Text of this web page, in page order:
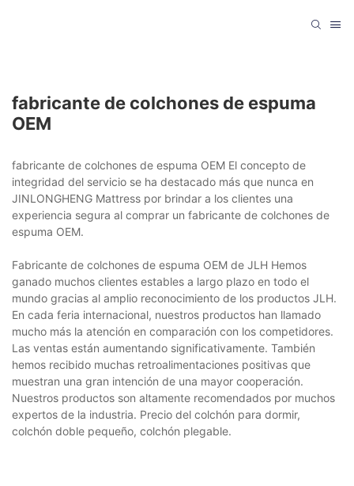
fabricante de colchones de espuma
OEM
fabricante de colchones de espuma OEM El concepto de
integridad del servicio se ha destacado más que nunca en
JINLONGHENG Mattress por brindar a los clientes una
experiencia segura al comprar un fabricante de colchones de
espuma OEM.
Fabricante de colchones de espuma OEM de JLH Hemos
ganado muchos clientes estables a largo plazo en todo el
mundo gracias al amplio reconocimiento de los productos JLH.
En cada feria internacional, nuestros productos han llamado
mucho más la atención en comparación con los competidores.
Las ventas están aumentando significativamente. También
hemos recibido muchas retroalimentaciones positivas que
muestran una gran intención de una mayor cooperación.
Nuestros productos son altamente recomendados por muchos
expertos de la industria. Precio del colchón para dormir,
colchón doble pequeño, colchón plegable.